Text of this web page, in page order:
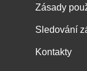
Zásady
Sledování
Kontakty